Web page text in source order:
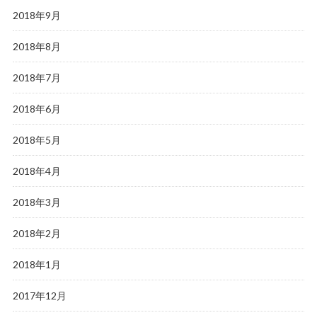
2018年9月
2018年8月
2018年7月
2018年6月
2018年5月
2018年4月
2018年3月
2018年2月
2018年1月
2017年12月